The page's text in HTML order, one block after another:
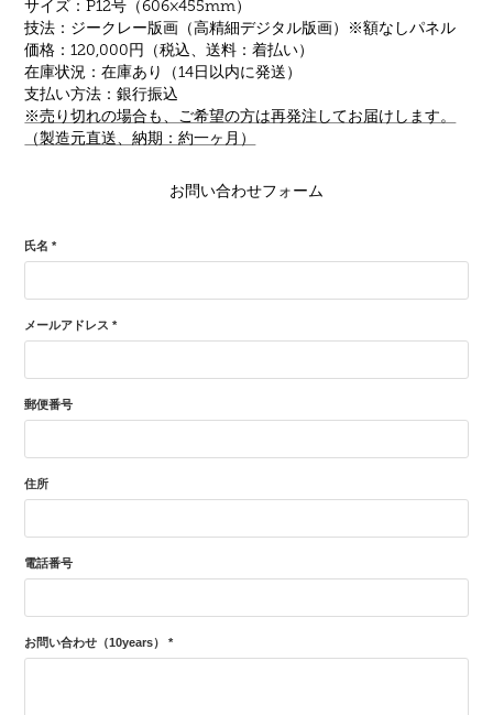
サイズ：P12号（606×455mm）
技法：ジークレー版画 （高精細デジタル版画）※額なしパネル
価格：120,000円（税込、送料：着払い）
在庫状況：在庫あり（14日以内に発送）
支払い方法：銀行振込
※売り切れの場合も、ご希望の方は再発注してお届けします。
（製造元直送、納期：約一ヶ月）
お問い合わせフォーム
氏名 *
メールアドレス *
郵便番号
住所
電話番号
お問い合わせ（10years） *